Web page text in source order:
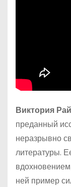
Виктория
преданный
неразрывно
литературы.
ней пример